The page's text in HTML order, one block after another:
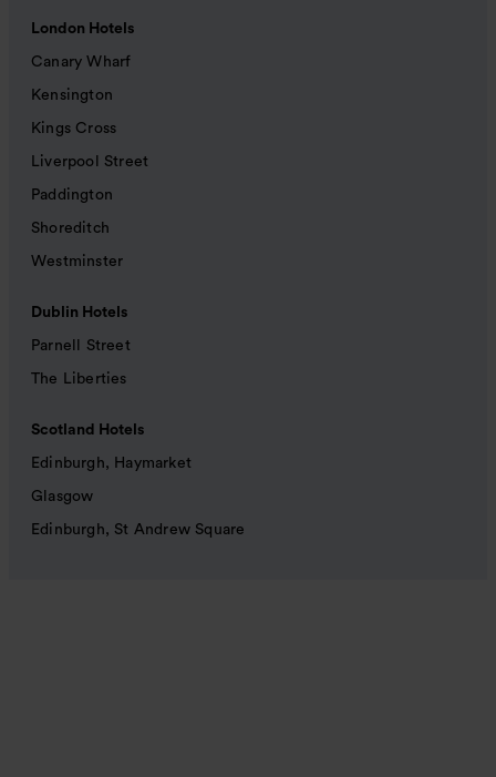
London Hotels
Canary Wharf
Kensington
Kings Cross
Liverpool Street
Paddington
Shoreditch
Westminster
Dublin Hotels
Parnell Street
The Liberties
Scotland Hotels
Edinburgh, Haymarket
Glasgow
Edinburgh, St Andrew Square